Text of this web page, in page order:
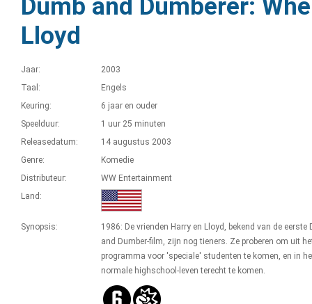
Dumb and Dumberer:
Lloyd
Jaar:
2003
Taal:
Engels
Keuring:
6 jaar en ouder
Speelduur:
1 uur 25 minuten
Releasedatum:
14 augustus 2003
Genre:
Komedie
Distributeur:
WW Entertainment
Land:
Synopsis:
1986: De vrienden Harry en Lloyd, bekend van de eerste
and Dumber-film, zijn nog tieners. Ze proberen om uit
programma voor 'speciale' studenten te komen, en in
normale highschool-leven terecht te komen.